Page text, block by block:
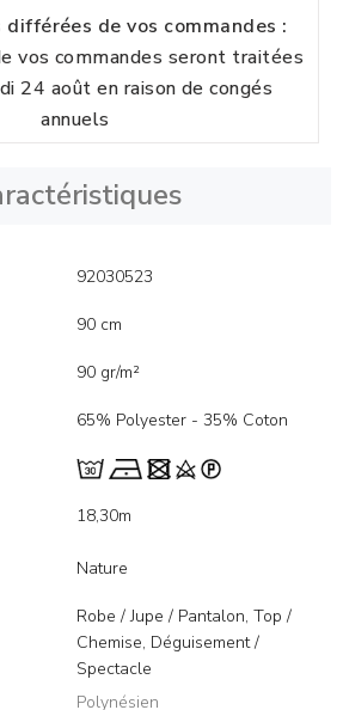
de vos commandes :
vos commandes seront traitées
24 août en raison de congés
annuels
92030523
90 cm
90 gr/m²
65% Polyester - 35% Coton
18,30m
Nature
Robe / Jupe / Pantalon, Top /
Chemise, Déguisement /
Spectacle
Polynésien